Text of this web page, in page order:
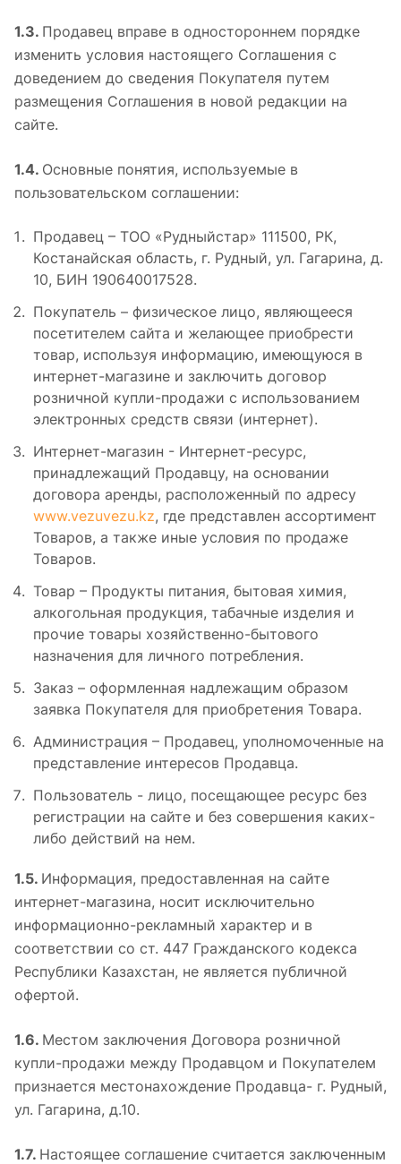
1.3. Продавец вправе в одностороннем порядке
изменить условия настоящего Соглашения с
доведением до сведения Покупателя путем
размещения Соглашения в новой редакции на
сайте.
1.4. Основные понятия, используемые в
пользовательском соглашении:
Продавец – ТОО «Рудныйстар» 111500, РК,
Костанайская область, г. Рудный, ул. Гагарина, д.
10, БИН 190640017528.
Покупатель – физическое лицо, являющееся
посетителем сайта и желающее приобрести
товар, используя информацию, имеющуюся в
интернет-магазине и заключить договор
розничной купли-продажи с использованием
электронных средств связи (интернет).
Интернет-магазин - Интернет-ресурс,
принадлежащий Продавцу, на основании
договора аренды, расположенный по адресу
www.vezuvezu.kz, где представлен ассортимент
Товаров, а также иные условия по продаже
Товаров.
Товар – Продукты питания, бытовая химия,
алкогольная продукция, табачные изделия и
прочие товары хозяйственно-бытового
назначения для личного потребления.
Заказ – оформленная надлежащим образом
заявка Покупателя для приобретения Товара.
Администрация – Продавец, уполномоченные на
представление интересов Продавца.
Пользователь - лицо, посещающее ресурс без
регистрации на сайте и без совершения каких-
либо действий на нем.
1.5. Информация, предоставленная на сайте
интернет-магазина, носит исключительно
информационно-рекламный характер и в
соответствии со ст. 447 Гражданского кодекса
Республики Казахстан, не является публичной
офертой.
1.6. Местом заключения Договора розничной
купли-продажи между Продавцом и Покупателем
признается местонахождение Продавца- г. Рудный,
ул. Гагарина, д.10.
1.7. Настоящее соглашение считается заключенным